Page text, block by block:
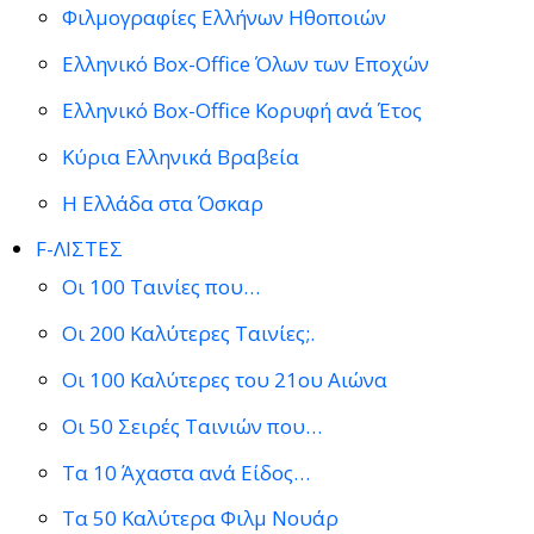
Φιλμογραφίες Ελλήνων Ηθοποιών
Ελληνικό Box-Office Όλων των Εποχών
Ελληνικό Box-Office Κορυφή ανά Έτος
Κύρια Ελληνικά Βραβεία
Η Ελλάδα στα Όσκαρ
F-ΛΙΣΤΕΣ
Οι 100 Ταινίες που…
Οι 200 Καλύτερες Ταινίες;.
Οι 100 Καλύτερες του 21ου Αιώνα
Οι 50 Σειρές Ταινιών που…
Τα 10 Άχαστα ανά Είδος…
Τα 50 Καλύτερα Φιλμ Νουάρ